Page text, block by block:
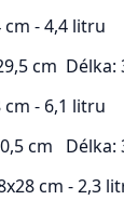
- 4,4 litru
cm
- 6,1 litru
cm
cm - 2,3